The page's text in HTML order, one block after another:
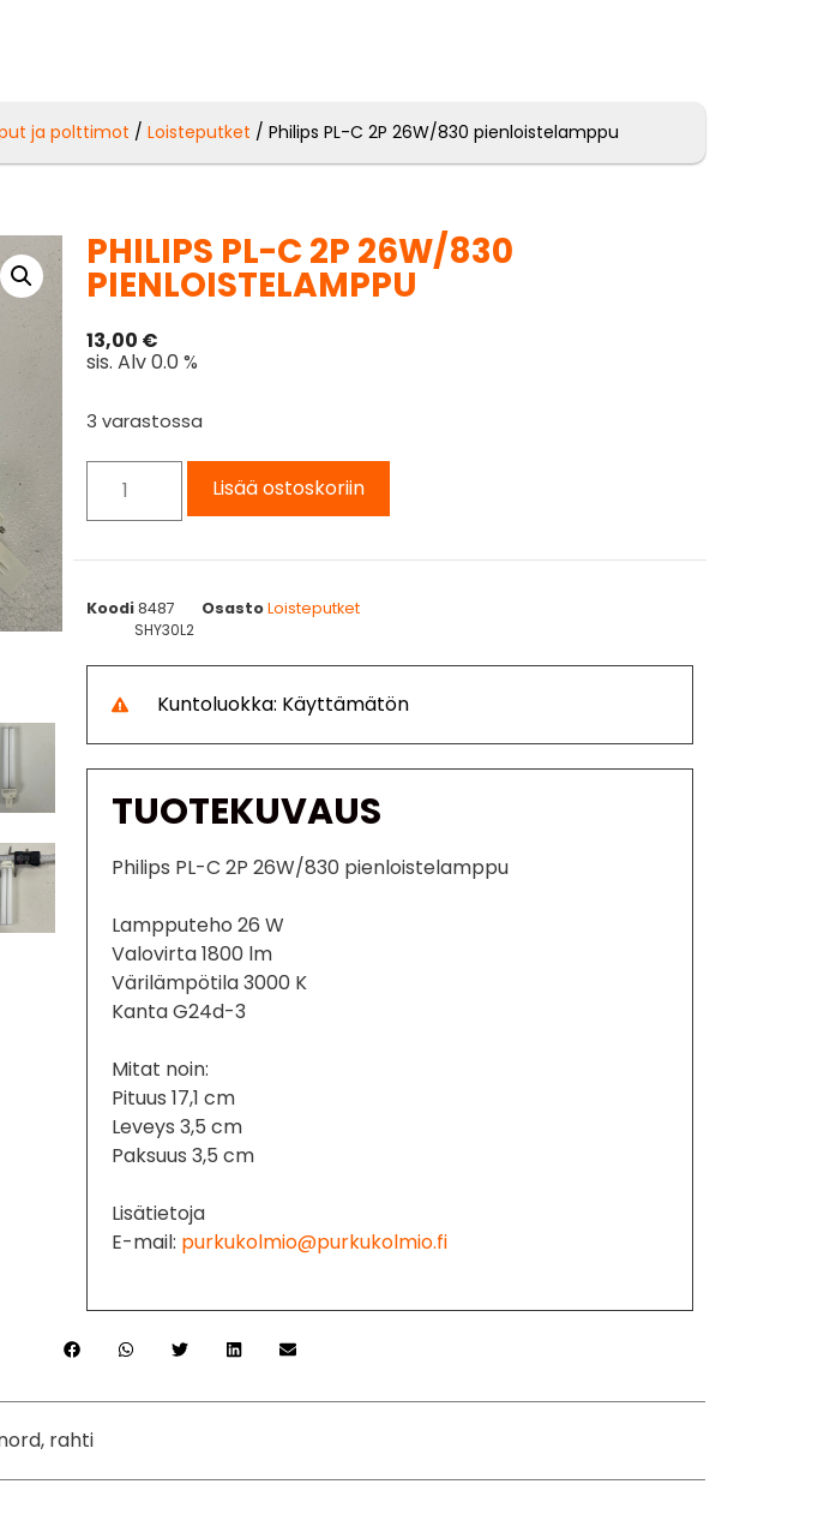
ja polttimot /Loisteputket / Philips PL-C 2P 26W/830 pienloistelamppu
PHILIPS PL-C 2P 26W/830
PIENLOISTELAMPPU
13,00 €
sis. Alv 0.0 %
3 varastossa
Lisää ostoskoriin
Koodi8487 Osasto Loisteputket
SHY30L2
Kuntoluokka: Käyttämätön
TUOTEKUVAUS
Philips PL-C 2P 26W/830 pienloistelamppu
Lampputeho 26 W
Valovirta 1800 lm
Värilämpötila 3000 K
Kanta G24d-3
Mitat noin:
Pituus 17,1 cm
Leveys 3,5 cm
Paksuus 3,5 cm
Lisätietoja
E-mail: purkukolmio@purkukolmio.fi
rahti